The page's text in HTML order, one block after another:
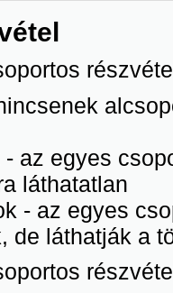
az egyes
láthatatlan
- az egyes
de láthatják a